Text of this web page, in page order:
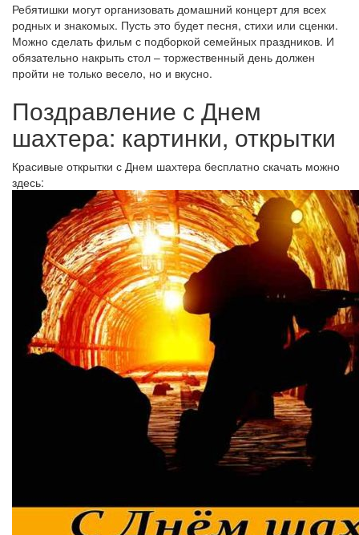
Ребятишки могут организовать домашний концерт для всех
родных и знакомых. Пусть это будет песня, стихи или сценки.
Можно сделать фильм с подборкой семейных праздников. И
обязательно накрыть стол – торжественный день должен
пройти не только весело, но и вкусно.
Поздравление с Днем
шахтера: картинки, открытки
Красивые открытки с Днем шахтера бесплатно скачать можно
здесь: